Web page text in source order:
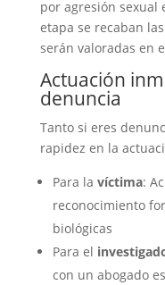
por agresión sexual
etapa se recaban
serán valoradas en
Actuación
denuncia
Tanto si eres
rapidez en la
Para la víctima:
reconocimiento
biológicas
Para el
con un abogado